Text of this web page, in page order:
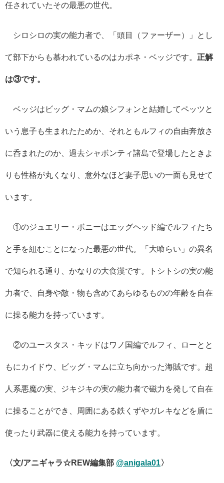
任されていたその最悪の世代。
シロシロの実の能力者で、「頭目（ファーザー）」とし
て部下からも慕われているのはカポネ・ベッジです。 正解
は③です。
ベッジはビッグ・マムの娘シフォンと結婚してペッツと
いう息子も生まれたためか、それともルフィの自由奔放さ
に呑まれたのか、過去シャボンティ諸島で登場したときよ
りも性格が丸くなり、意外なほど妻子思いの一面も見せて
います。
①のジュエリー・ボニーはエッグヘッド編でルフィたち
と手を組むことになった最悪の世代。「大喰らい」の異名
で知られる通り、かなりの大食漢です。トシトシの実の能
力者で、自身や敵・物も含めてあらゆるものの年齢を自在
に操る能力を持っています。
②のユースタス・キッドはワノ国編でルフィ、ローとと
もにカイドウ、ビッグ・マムに立ち向かった海賊です。超
人系悪魔の実、ジキジキの実の能力者で磁力を発して自在
に操ることができ、周囲にある鉄くずやガレキなどを盾に
使ったり武器に使える能力を持っています。
〈文/アニギャラ☆REW編集部 @anigala01 〉